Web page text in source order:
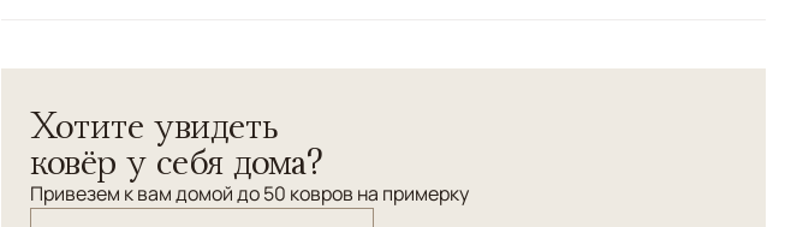
Хотите увидеть
ковёр у себя дома?
Привезем к вам домой до 50 ковров на примерку